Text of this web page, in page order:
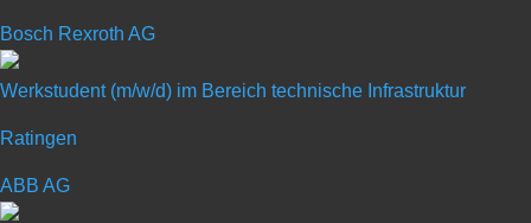
Bosch Rexroth AG
Werkstudent (m/w/d) im Bereich technische Infrastruktur
Ratingen
ABB AG
GmbH